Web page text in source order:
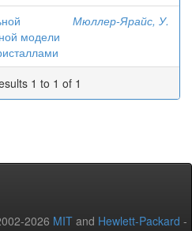
модели
Мюллер-Ярайс, У.
1 to 1 of 1
2026 MIT and Hewlett-Packard -